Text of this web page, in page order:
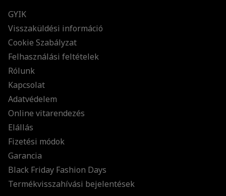
GYIK
Visszaküldési információ
Cookie Szabályzat
Felhasználási feltételek
Rólunk
Kapcsolat
Adatvédelem
Online vitarendezés
Elállás
Fizetési módok
Garancia
Black Friday Fashion Days
Termékvisszahívási bejelentések